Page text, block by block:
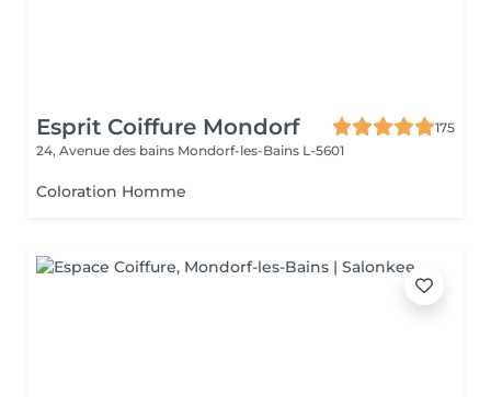
Esprit Coiffure Mondorf
175
24, Avenue des bains Mondorf-les-Bains L-5601
Coloration Homme